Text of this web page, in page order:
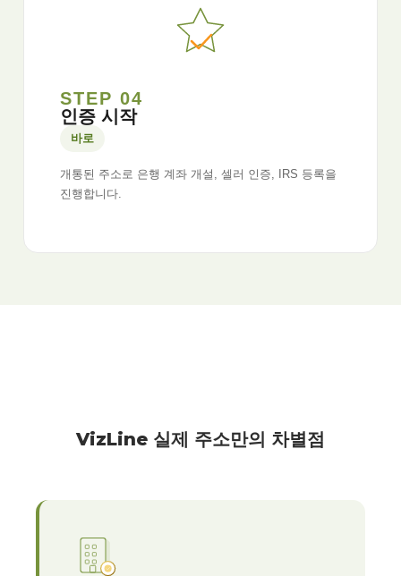
STEP 04
인증 시작
바로
개통된 주소로 은행 계좌 개설, 셀러 인증, IRS 등록을
진행합니다.
VizLine 실제 주소만의 차별점